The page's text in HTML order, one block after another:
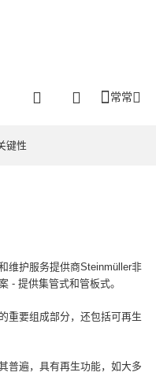
常常
键性
维护服务提供商Steinmüller非
- 提供集管式和管板式。
重要组成部分，还包括可再生
普遍，具有再生功能，如大多